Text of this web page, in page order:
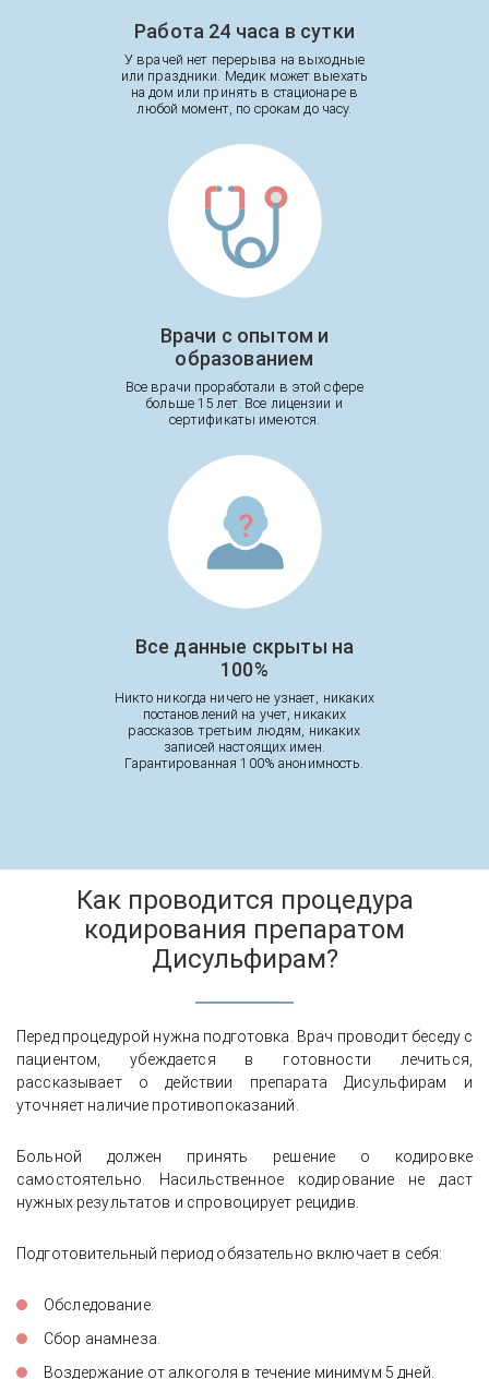
Работа 24 часа в сутки
У врачей нет перерыва на выходные
или праздники. Медик может выехать
на дом или принять в стационаре в
любой момент, по срокам до часу.
Врачи с опытом и
образованием
Все врачи проработали в этой сфере
больше 15 лет. Все лицензии и
сертификаты имеются.
Все данные скрыты на
100%
Никто никогда ничего не узнает, никаких
постановлений на учет, никаких
рассказов третьим людям, никаких
записей настоящих имен.
Гарантированная 100% анонимность.
Как проводится процедура
кодирования препаратом
Дисульфирам?
Перед процедурой нужна подготовка. Врач проводит беседу с
пациентом, убеждается в готовности лечиться,
рассказывает о действии препарата Дисульфирам и
уточняет наличие противопоказаний.
Больной должен принять решение о кодировке
самостоятельно. Насильственное кодирование не даст
нужных результатов и спровоцирует рецидив.
Подготовительный период обязательно включает в себя:
Обследование.
Сбор анамнеза.
Воздержание от алкоголя в течение минимум 5 дней.